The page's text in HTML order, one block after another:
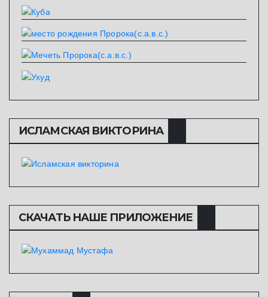
ИСЛАМСКАЯ ВИКТОРИНА
СКАЧАТЬ НАШЕ ПРИЛОЖЕНИЕ